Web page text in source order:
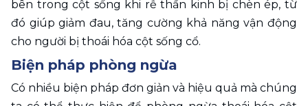
bên trong cột sống khi rễ thần kinh bị chèn ép, từ
đó giúp giảm đau, tăng cường khả năng vận động
cho người bị thoái hóa cột sống cổ.
Biện pháp phòng ngừa
Có nhiều biện pháp đơn giản và hiệu quả mà chúng